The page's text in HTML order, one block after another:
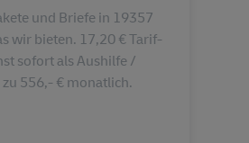
und Briefe in 19357
wir bieten. 17,20 € Tarif-
sofort als Aushilfe /
556,- € monatlich.